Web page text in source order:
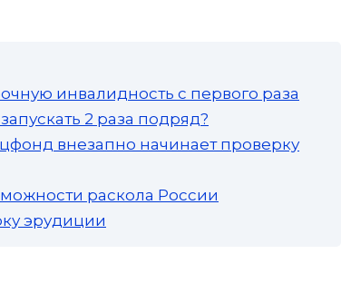
инвалидность с первого раза
2 раза подряд?
внезапно начинает проверку
раскола России
эрудиции